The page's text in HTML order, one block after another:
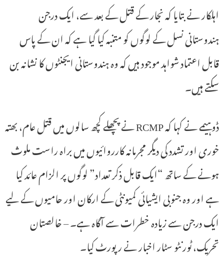
اہلکار نے بتایا کہ نجار کے قتل کے بعد سے، ایک درجن
ہندوستانی نسل کے لوگوں کو متنبہ کیا گیا ہے کہ ان کے پاس
قابل اعتماد شواہد موجود ہیں کہ وہ ہندوستانی ایجنٹوں کا نشانہ بن
سکتے ہیں۔
ڈوہیمے نے کہا کہ RCMP نے پچھلے کچھ سالوں میں قتل عام، بھتہ
خوری اور تشدد کی دیگر مجرمانہ کارروائیوں میں براہ راست ملوث
ہونے کے ساتھ “ایک قابل ذکر تعداد” لوگوں پر الزام عائد کیا
ہے اور وہ جنوبی ایشیائی کمیونٹی کے ارکان اور حامیوں کے لیے
ایک درجن سے زیادہ خطرات سے آگاہ ہے۔ – خالصتان
تحریک، ٹورنٹو سٹار اخبار نے رپورٹ کیا۔